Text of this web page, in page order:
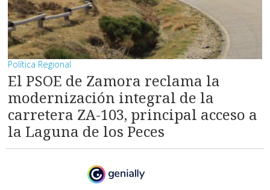
Política Regional
El PSOE de Zamora reclama la
modernización integral de la
carretera ZA-103, principal acceso a
la Laguna de los Peces